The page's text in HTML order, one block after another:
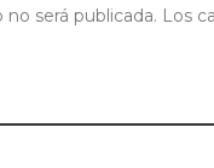
será publicada. Los